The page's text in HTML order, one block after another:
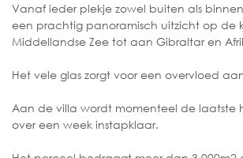
Vanaf ieder plekje zowel buiten als
een prachtig panoramisch uitzicht op de
Middellandse Zee tot aan Gibraltar en
Het vele glas zorgt voor een overvloed
Aan de villa wordt momenteel de laatste
over een week instapklaar.